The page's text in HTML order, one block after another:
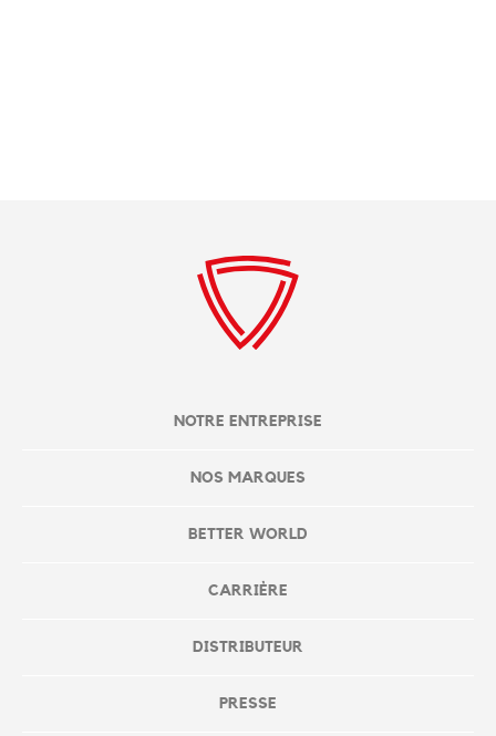
NOTRE ENTREPRISE
NOS MARQUES
BETTER WORLD
CARRIÈRE
DISTRIBUTEUR
PRESSE